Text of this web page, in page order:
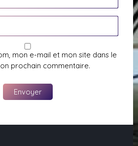
mon e-mail et mon site dans le
prochain commentaire.